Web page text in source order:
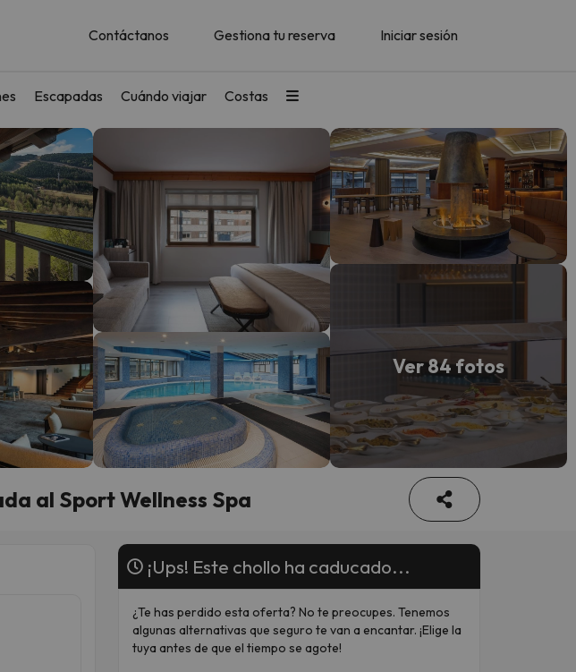
Contáctanos Gestiona tu reserva Iniciar sesión
Escapadas Cuándo viajar Costas
Ver 84 fotos
al Sport Wellness Spa
¡Ups! Este chollo ha caducado...
¿Te has perdido esta oferta? No te preocupes. Tenemos
algunas alternativas que seguro te van a encantar. ¡Elige la
tuya antes de que el tiempo se agote!